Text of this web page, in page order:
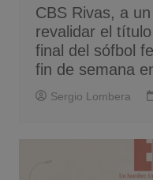
CBS Rivas, a
revalidar el
final del sófbol
fin de semana
Sergio Lombera